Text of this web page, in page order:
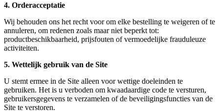
4. Orderacceptatie
Wij behouden ons het recht voor om elke bestelling te weigeren of te
annuleren, om redenen zoals maar niet beperkt tot:
productbeschikbaarheid, prijsfouten of vermoedelijke frauduleuze
activiteiten.
5. Wettelijk gebruik van de Site
U stemt ermee in de Site alleen voor wettige doeleinden te
gebruiken. Het is u verboden om kwaadaardige code te versturen,
gebruikersgegevens te verzamelen of de beveiligingsfuncties van de
Site te verstoren.